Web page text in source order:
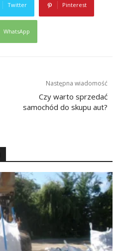
Twitter Pinterest
WhatsApp
Następna wiadomość
Czy warto sprzedać
samochód do skupu aut?